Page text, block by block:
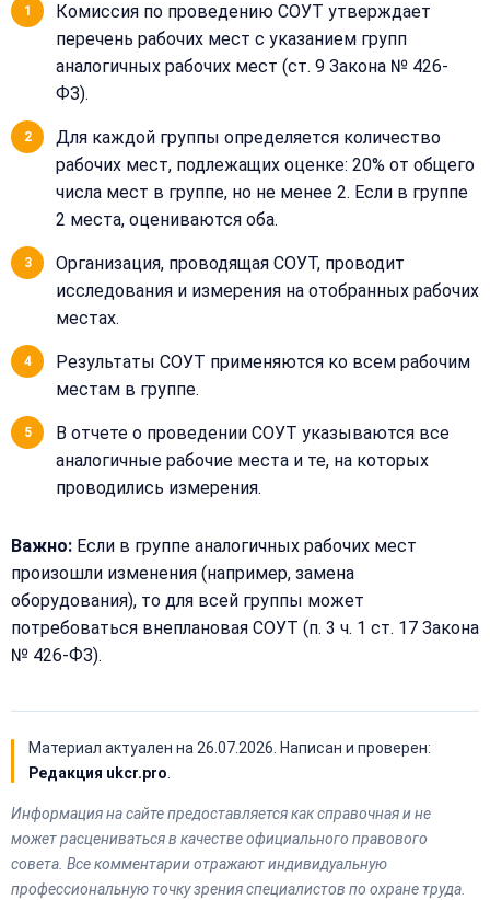
Комиссия по проведению СОУТ утверждает
перечень рабочих мест с указанием групп
аналогичных рабочих мест (ст. 9 Закона № 426-
ФЗ).
Для каждой группы определяется количество
рабочих мест, подлежащих оценке: 20% от общего
числа мест в группе, но не менее 2. Если в группе
2 места, оцениваются оба.
Организация, проводящая СОУТ, проводит
исследования и измерения на отобранных рабочих
местах.
Результаты СОУТ применяются ко всем рабочим
местам в группе.
В отчете о проведении СОУТ указываются все
аналогичные рабочие места и те, на которых
проводились измерения.
Важно: Если в группе аналогичных рабочих мест
произошли изменения (например, замена
оборудования), то для всей группы может
потребоваться внеплановая СОУТ (п. 3 ч. 1 ст. 17 Закона
№ 426-ФЗ).
Материал актуален на 26.07.2026 . Написан и проверен:
Редакция ukcr.pro
Информация на сайте предоставляется как справочная и не
может расцениваться в качестве официального правового
совета. Все комментарии отражают индивидуальную
профессиональную точку зрения специалистов по охране труда.